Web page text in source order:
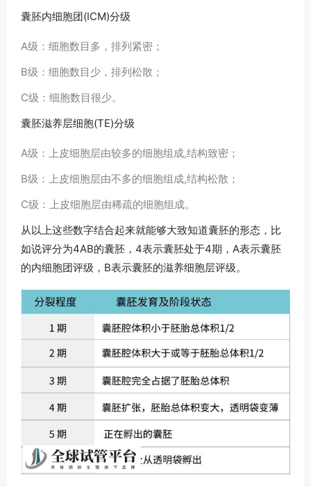
囊胚内细胞团(ICM)分级
A级： 细胞数目多，排列紧密；
B级： 细胞数目少，排列松散；
C级： 细胞数目很少。
囊胚滋养层细胞(TE)分级
A级： 上皮细胞层由较多的细胞组成,结构致密；
B级： 上皮细胞层由不多的细胞组成,结构松散；
C级： 上皮细胞层由稀疏的细胞组成。
从以上这些数字结合起来就能够大致知道囊胚的形态，比
如说评分为4AB的囊胚，4表示囊胚处于4期，A表示囊胚
的内细胞团评级，B表示囊胚的滋养细胞层评级。